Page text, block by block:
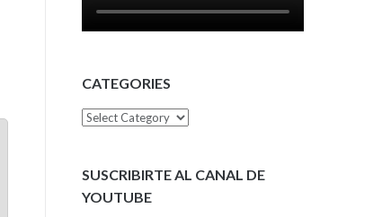
CATEGORIES
Categories
SUSCRIBIRTE AL CANAL DE
YOUTUBE